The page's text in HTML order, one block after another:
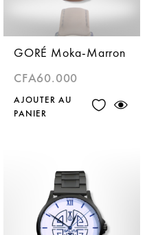
GORÉ Moka-Marron
CFA60.000
AJOUTER AU
PANIER